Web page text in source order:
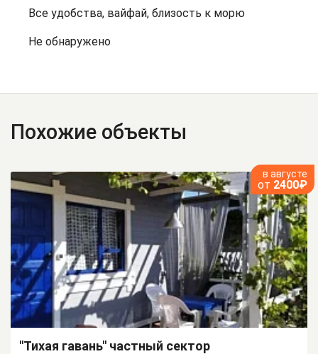
Все удобства, вайфай, близость к морю
Не обнаружено
Похожие объекты
в августе
от 2400₽
"Тихая гавань" частный сектор